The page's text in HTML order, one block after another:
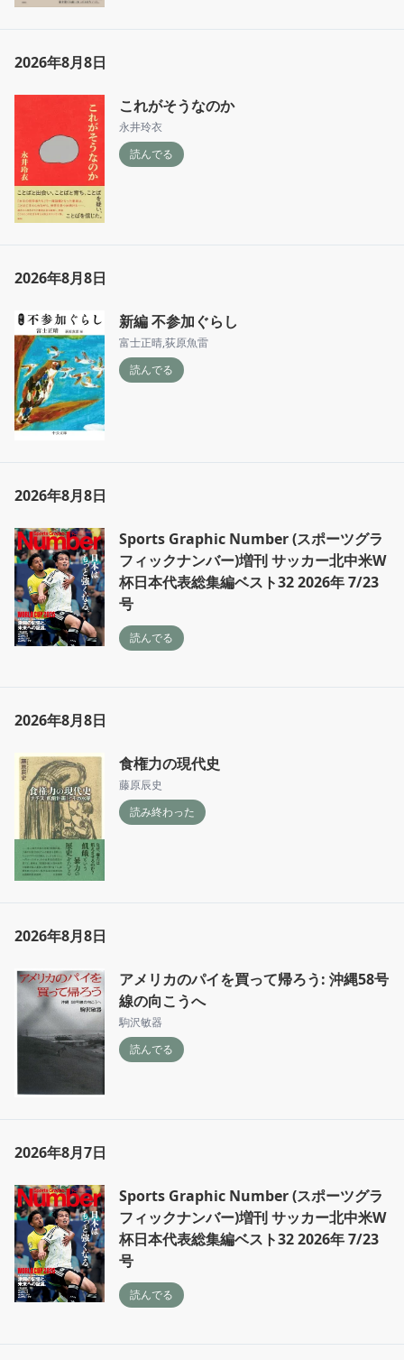
2026年8月8日
これがそうなのか
永井玲衣
読んでる
2026年8月8日
新編 不参加ぐらし
富士正晴,荻原魚雷
読んでる
2026年8月8日
Sports Graphic Number (スポーツグラ
フィックナンバー)増刊 サッカー北中米W
杯日本代表総集編ベスト32 2026年 7/23
号
読んでる
2026年8月8日
食権力の現代史
藤原辰史
読み終わった
2026年8月8日
アメリカのパイを買って帰ろう: 沖縄58号
線の向こうへ
駒沢敏器
読んでる
2026年8月7日
Sports Graphic Number (スポーツグラ
フィックナンバー)増刊 サッカー北中米W
杯日本代表総集編ベスト32 2026年 7/23
号
読んでる